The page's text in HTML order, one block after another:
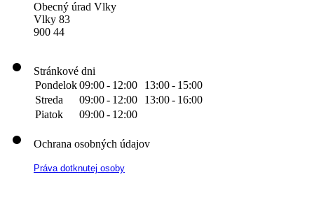
Obecný úrad Vlky
Vlky 83
900 44
Stránkové dni
Pondelok09:00- 12:00 13:00- 15:00
Streda
09:00- 12:00 13:00- 16:00
Piatok
09:00- 12:00
Ochrana osobných údajov
Práva dotknutej osoby